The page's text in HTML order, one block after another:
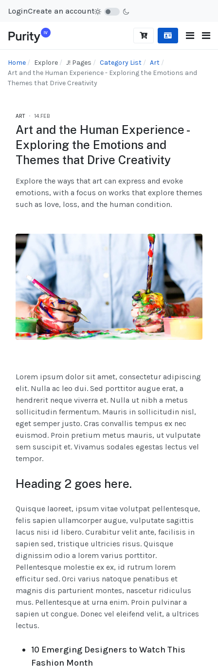
LoginCreate an account
Home Explore J! Pages Category List
Art
Art and the Human Experience - Exploring the Emotions and
Themes that Drive Creativity
ART 14.FEB
Art and the Human Experience -
Exploring the Emotions and
Themes that Drive Creativity
Explore the ways that art can express and evoke
emotions, with a focus on works that explore themes
such as love, loss, and the human condition.
Lorem ipsum dolor sit amet, consectetur adipiscing
elit. Nulla ac leo dui. Sed porttitor augue erat, a
hendrerit neque viverra et. Nulla ut nibh a metus
sollicitudin fermentum. Mauris in sollicitudin nisl,
eget semper justo. Cras convallis tempus ex nec
euismod. Proin pretium metus mauris, ut vulputate
sem suscipit et. Vivamus sodales egestas lectus vel
tempor.
Heading 2 goes here.
Quisque laoreet, ipsum vitae volutpat pellentesque,
felis sapien ullamcorper augue, vulputate sagittis
lacus nisi id libero. Curabitur velit ante, facilisis in
sapien sed, tristique ultricies risus. Quisque
dignissim odio a lorem varius porttitor.
Pellentesque molestie ex ex, id rutrum lorem
efficitur sed. Orci varius natoque penatibus et
magnis dis parturient montes, nascetur ridiculus
mus. Pellentesque at urna enim. Proin pulvinar a
sapien ut congue. Donec vel eleifend velit, a ultrices
lectus.
10 Emerging Designers to Watch This
Fashion Month